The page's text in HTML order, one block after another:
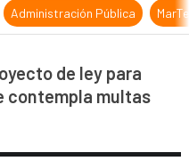
Administración Pública
de ley para
contempla multas